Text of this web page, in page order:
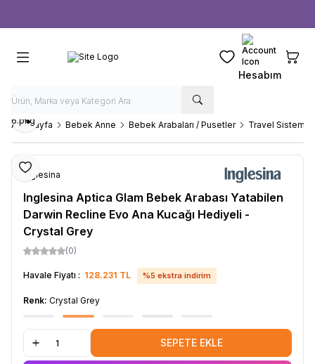
Favorilerim
Hesabım
Ana Sayfa Bebek Anne Bebek Arabaları / Pusetler Travel Sistem
Favoriye Ekle
Paylaş
Inglesina
Inglesina Aptica Glam Bebek Arabası Yatabilen
Darwin Recline Evo Ana Kucağı Hediyeli -
Crystal Grey
(0)
Havale Fiyatı : 128.231 TL %5 ekstra indirim
Renk: Crystal Grey
SEPETE EKLE